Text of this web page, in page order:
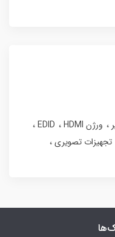
ورژن HDMI
EDID
تجهیزات تصویری